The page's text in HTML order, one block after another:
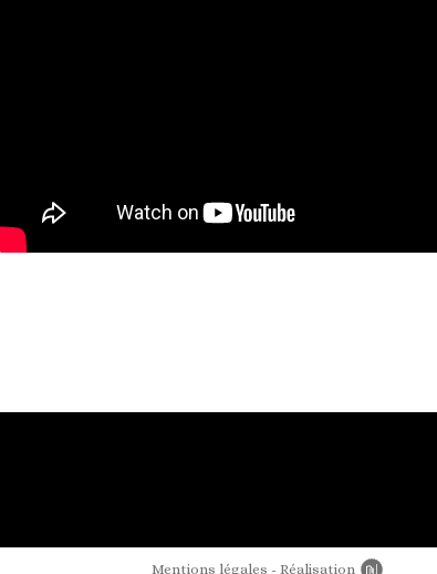
Mentions légales Réalisation Newords